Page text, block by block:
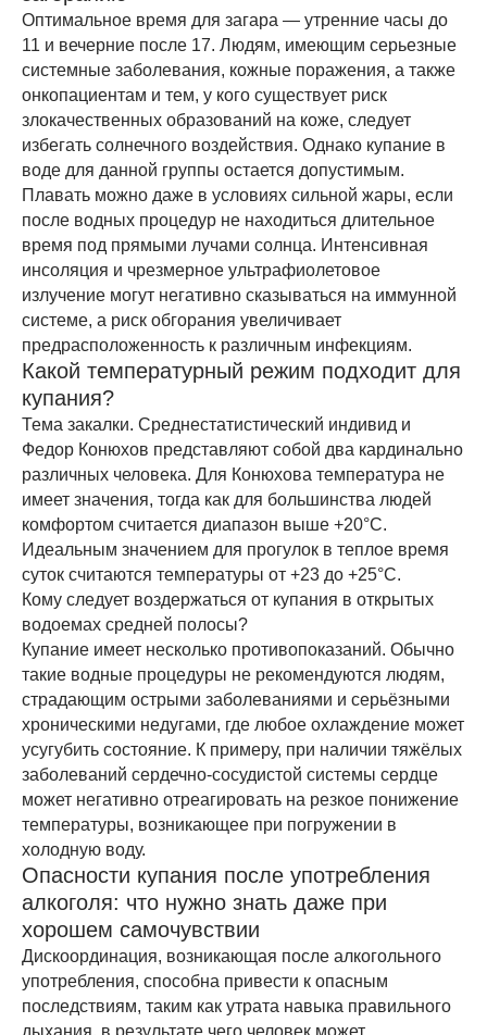
Оптимальное время для загара — утренние часы до
11 и вечерние после 17. Людям, имеющим серьезные
системные заболевания, кожные поражения, а также
онкопациентам и тем, у кого существует риск
злокачественных образований на коже, следует
избегать солнечного воздействия. Однако купание в
воде для данной группы остается допустимым.
Плавать можно даже в условиях сильной жары, если
после водных процедур не находиться длительное
время под прямыми лучами солнца. Интенсивная
инсоляция и чрезмерное ультрафиолетовое
излучение могут негативно сказываться на иммунной
системе, а риск обгорания увеличивает
предрасположенность к различным инфекциям.
Какой температурный режим подходит для
купания?
Тема закалки. Среднестатистический индивид и
Федор Конюхов представляют собой два кардинально
различных человека. Для Конюхова температура не
имеет значения, тогда как для большинства людей
комфортом считается диапазон выше +20°С.
Идеальным значением для прогулок в теплое время
суток считаются температуры от +23 до +25°С.
Кому следует воздержаться от купания в открытых
водоемах средней полосы?
Купание имеет несколько противопоказаний. Обычно
такие водные процедуры не рекомендуются людям,
страдающим острыми заболеваниями и серьёзными
хроническими недугами, где любое охлаждение может
усугубить состояние. К примеру, при наличии тяжёлых
заболеваний сердечно-сосудистой системы сердце
может негативно отреагировать на резкое понижение
температуры, возникающее при погружении в
холодную воду.
Опасности купания после употребления
алкоголя: что нужно знать даже при
хорошем самочувствии
Дискоординация, возникающая после алкогольного
употребления, способна привести к опасным
последствиям, таким как утрата навыка правильного